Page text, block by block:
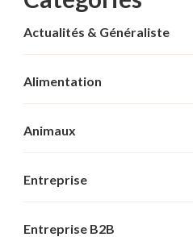
Actualités & Généraliste
Alimentation
Animaux
Entreprise
Entreprise B2B